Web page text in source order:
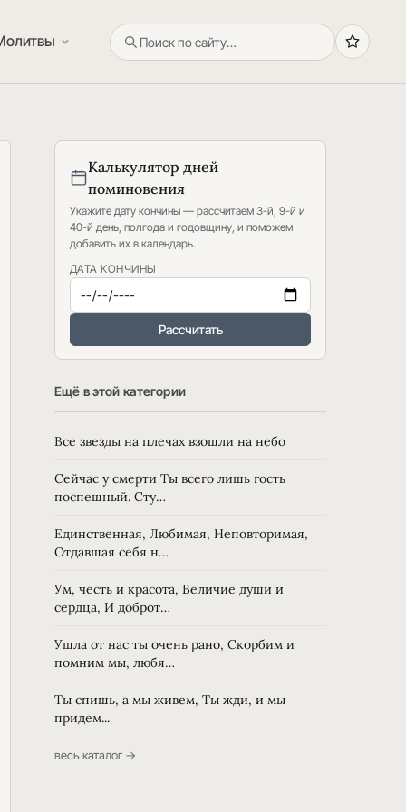
Калькулятор дней
поминовения
Укажите дату кончины — рассчитаем 3-й, 9-й и
40-й день, полгода и годовщину, и поможем
добавить их в календарь.
ДАТА КОНЧИНЫ
Рассчитать
Ещё в этой категории
Все звезды на плечах взошли на небо
Сейчас у смерти Ты всего лишь гость
поспешный. Сту…
Единственная, Любимая, Неповторимая,
Отдавшая себя н…
Ум, честь и красота, Величие души и
сердца, И доброт…
Ушла от нас ты очень рано, Скорбим и
помним мы, любя…
Ты спишь, а мы живем, Ты жди, и мы
придем...
весь каталог →